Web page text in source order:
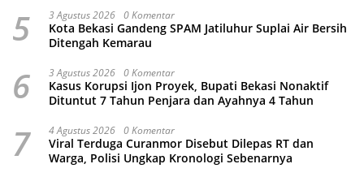
5 3 Agustus 2026 0 Komentar
Kota Bekasi Gandeng SPAM Jatiluhur Suplai Air Bersih
Ditengah Kemarau
6 3 Agustus 2026 0 Komentar
Kasus Korupsi Ijon Proyek, Bupati Bekasi Nonaktif
Dituntut 7 Tahun Penjara dan Ayahnya 4 Tahun
7 4 Agustus 2026 0 Komentar
Viral Terduga Curanmor Disebut Dilepas RT dan
Warga, Polisi Ungkap Kronologi Sebenarnya